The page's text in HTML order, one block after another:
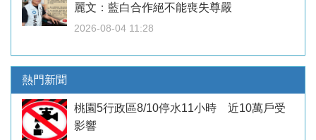
麗文：藍白合作絕不能喪失尊嚴
2026-08-04 11:28
熱門新聞
桃園5行政區8/10停水11小時 近10萬戶受
影響